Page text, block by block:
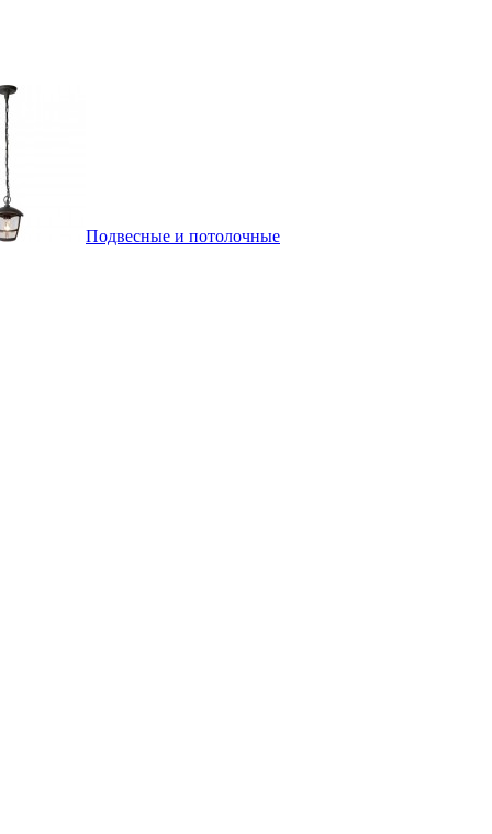
Подвесные и потолочные